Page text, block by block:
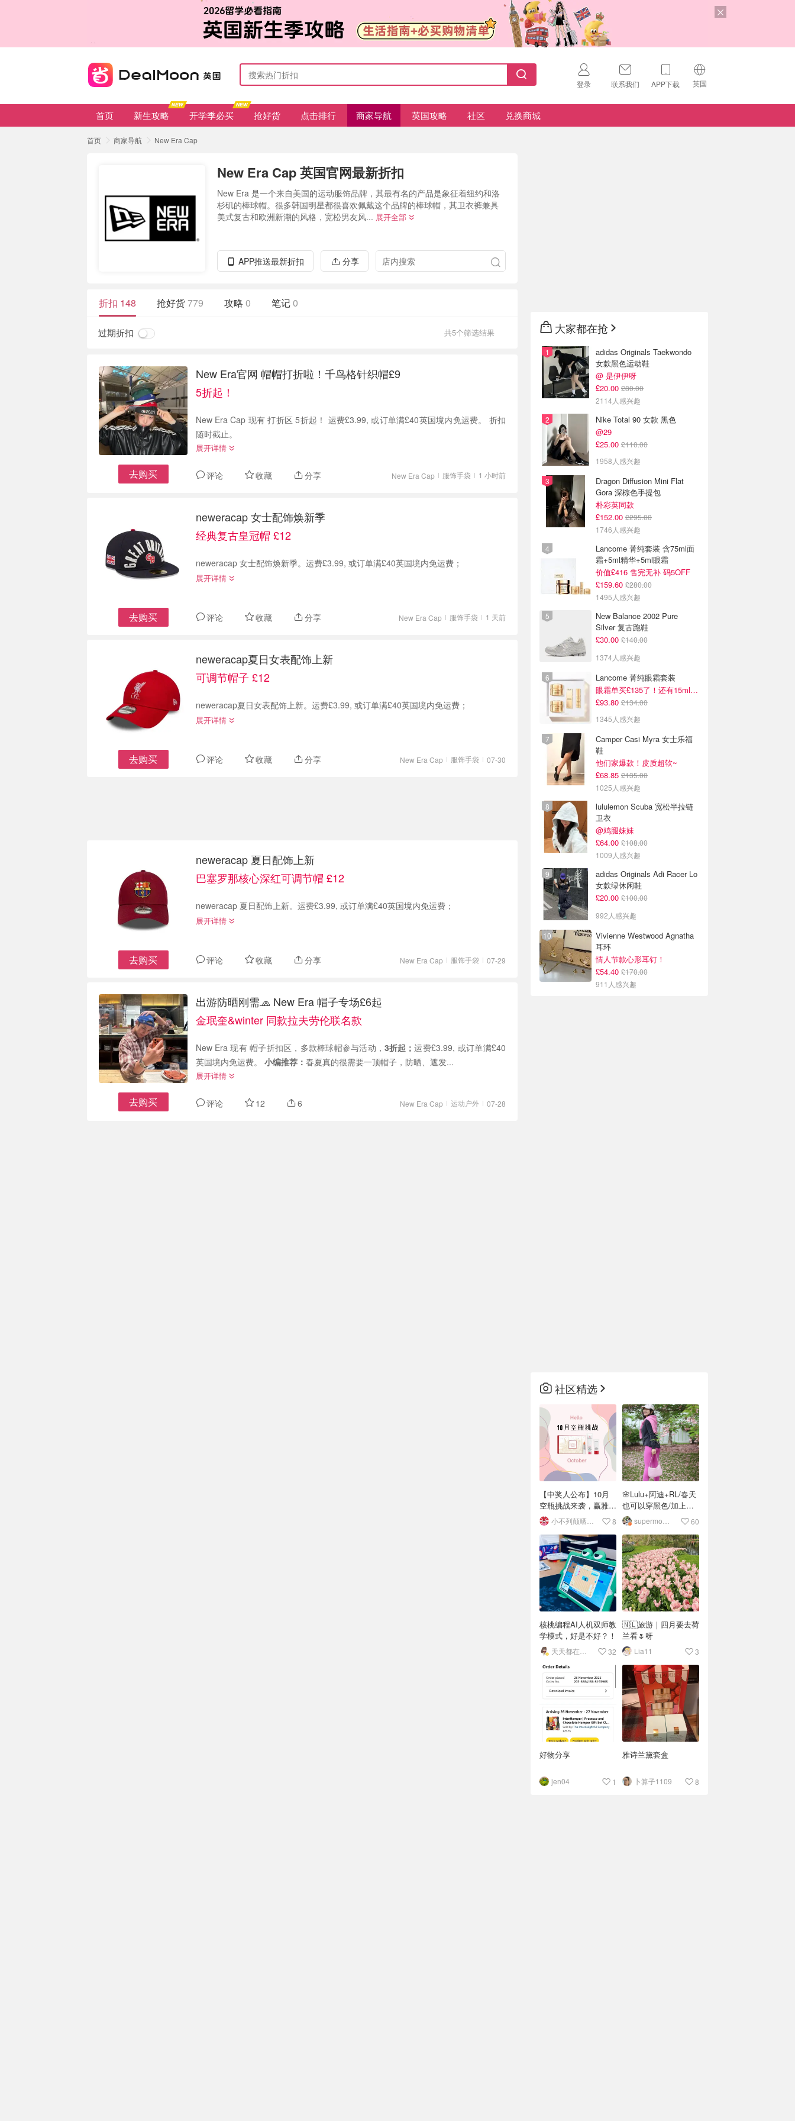
登录 联系我们 APP下载 英国
🇺🇸
首页 新生攻略 开学季必买 抢好货 点击排行 商家导航 英国攻略 社区 兑换商城
首页 商家导航 New Era Cap
New Era Cap 英国官网最新折扣
New Era 是一个来自美国的运动服饰品牌，其最有名的产品是象征着纽约和洛
杉矶的棒球帽。很多韩国明星都很喜欢佩戴这个品牌的棒球帽，其卫衣裤兼具
美式复古和欧洲新潮的风格，宽松男友风... 展开全部
APP推送最新折扣 分享
折扣 148 抢好货779 攻略 0 笔记0
过期折扣 共5个筛选结果
去购买
New Era官网 帽帽打折啦！千鸟格针织帽£9
5折起！
New Era Cap 现有 打折区 5折起！ 运费£3.99, 或订单满£40英国境内免运费。 折扣
随时截止。
展开详情
评论 收藏 分享 New Era Cap 服饰手袋 1 小时前
去购买
neweracap 女士配饰焕新季
经典复古皇冠帽 £12
neweracap 女士配饰焕新季。运费£3.99, 或订单满£40英国境内免运费；
展开详情
评论 收藏 分享 New Era Cap 服饰手袋 1 天前
去购买
neweracap夏日女表配饰上新
可调节帽子 £12
neweracap夏日女表配饰上新。运费£3.99, 或订单满£40英国境内免运费；
展开详情
评论 收藏 分享 New Era Cap 服饰手袋 07-30
去购买
neweracap 夏日配饰上新
巴塞罗那核心深红可调节帽 £12
neweracap 夏日配饰上新。运费£3.99, 或订单满£40英国境内免运费；
展开详情
评论 收藏 分享 New Era Cap 服饰手袋 07-29
去购买
出游防晒刚需🧢 New Era 帽子专场£6起
金珉奎&winter 同款拉夫劳伦联名款
New Era 现有 帽子折扣区，多款棒球帽参与活动， 3折起； 运费£3.99, 或订单满£40
英国境内免运费。 小编推荐： 春夏真的很需要一顶帽子，防晒、遮发...
展开详情
评论 12 6 New Era Cap 运动户外 07-28
大家都在抢
adidas Originals Taekwondo
女款黑色运动鞋
@ 是伊伊呀
£20.00 £80.00
2114人感兴趣
Nike Total 90 女款 黑色
@29
£25.00 £110.00
1958人感兴趣
Dragon Diffusion Mini Flat
Gora 深棕色手提包
朴彩英同款
£152.00 £295.00
1746人感兴趣
Lancome 菁纯套装 含75ml面
霜+5ml精华+5ml眼霜
价值£416 售完无补 码5OFF
£159.60 £280.00
1495人感兴趣
New Balance 2002 Pure
Silver 复古跑鞋
£30.00 £140.00
1374人感兴趣
Lancome 菁纯眼霜套装
眼霜单买£135了！还有15ml面霜+5ml精华~！
£93.80 £134.00
1345人感兴趣
Camper Casi Myra 女士乐福
鞋
他们家爆款！皮质超软~
£68.85 £135.00
1025人感兴趣
lululemon Scuba 宽松半拉链
卫衣
@鸡腿妹妹
£64.00 £108.00
1009人感兴趣
adidas Originals Adi Racer Lo
女款绿休闲鞋
£20.00 £100.00
992人感兴趣
Vivienne Westwood Agnatha
耳环
情人节款心形耳钉！
£54.40 £170.00
911人感兴趣
社区精选
【中奖人公布】10月
空瓶挑战来袭，赢雅顿
8小时套装！
8
🌸Lulu+阿迪+RL/春天
也可以穿黑色/加上粉
嫩运动风让黑T焕新生
💕
60
核桃编程AI人机双师教
学模式，好是不好？！
32
🇳🇱旅游｜四月要去荷
兰看🌷呀
Lia11 3
好物分享
jen04 1
雅诗兰黛套盒
卜算子1109 8